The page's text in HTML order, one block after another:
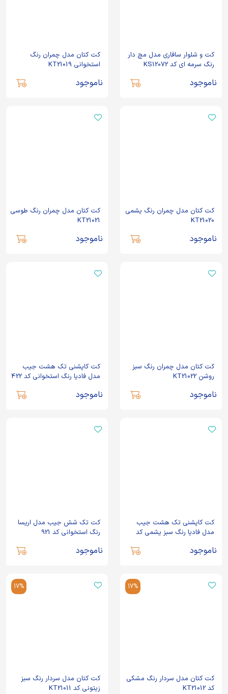
کت و شلوار سافاری مدل مچ دار
رنگ سرمه ای کد KS12072
ناموجود
کت کتان مدل چمران رنگ
استخوانی KT21019
ناموجود
کت کتان مدل چمران رنگ یشمی
KT21020
ناموجود
کت کتان مدل چمران رنگ طوسی
KT21021
ناموجود
کت کتان مدل چمران رنگ سبز
روشن KT21022
ناموجود
کت کاپشنی تک هشت جیب
مدل فادیا رنگ استخوانی کد 422
ناموجود
کت کاپشنی تک هشت جیب
مدل فادیا رنگ سبز یشمی کد
ناموجود
کت تک شش جیب مدل اریسا
رنگ استخوانی کد 921
ناموجود
17%
کت کتان مدل سردار رنگ مشکی
کد KT21012
17%
کت کتان مدل سردار رنگ سبز
زیتونی کد KT21011